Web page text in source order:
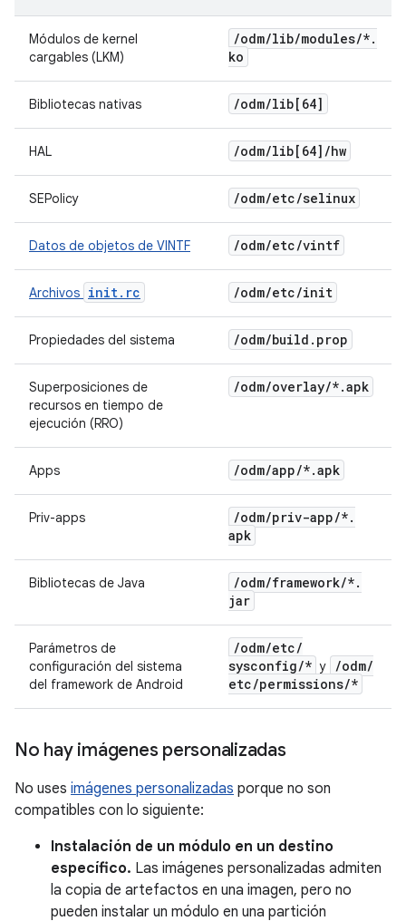
Módulos de kernel
cargables (LKM)
/odm/lib/modules/*.
ko
Bibliotecas nativas /odm/lib[64]
HAL /odm/lib[64] /hw
SEPolicy /odm/etc/selinux
Datos de objetos de VINTF /odm/etc/vintf
Archivos init.rc /odm/etc/init
Propiedades del sistema /odm/build . prop
Superposiciones de
recursos en tiempo de
ejecución (RRO)
/odm/overlay/*.apk
Apps /odm/app/*.apk
Priv-apps /odm/priv-app/*.
apk
Bibliotecas de Java /odm/framework/*.
jar
Parámetros de
configuración del sistema
del framework de Android
/odm/etc/
sysconfig/* y /odm/
etc/permissions/*
No hay imágenes personalizadas
No uses imágenes personalizadas porque no son
compatibles con lo siguiente:
Instalación de un módulo en un destino
específico. Las imágenes personalizadas admiten
la copia de artefactos en una imagen, pero no
pueden instalar un módulo en una partición